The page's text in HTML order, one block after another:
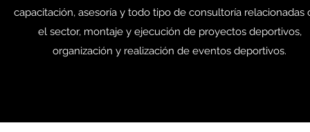
capacitación, asesoría y todo tipo de consultoría relacionadas
el sector, montaje y ejecución de proyectos deportivos,
organización y realización de eventos deportivos.